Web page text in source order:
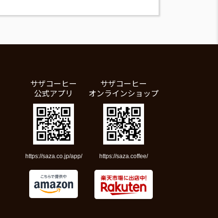
サザコーヒー
公式アプリ
https://saza.co.jp/app/
サザコーヒー
オンラインショップ
https://saza.coffee/